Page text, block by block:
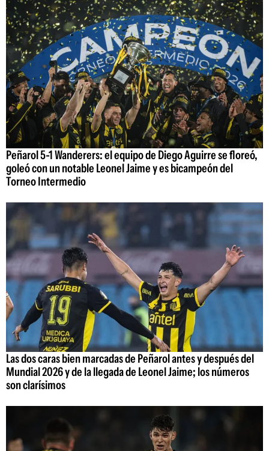
Peñarol 5-1 Wanderers: el equipo de Diego Aguirre se floreó,
goleó con un notable Leonel Jaime y es bicampeón del
Torneo Intermedio
Las dos caras bien marcadas de Peñarol antes y después del
Mundial 2026 y de la llegada de Leonel Jaime; los números
son clarísimos